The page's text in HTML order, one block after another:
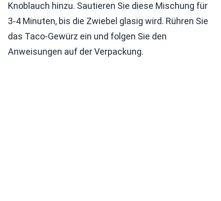
Knoblauch hinzu. Sautieren Sie diese Mischung für
3-4 Minuten, bis die Zwiebel glasig wird. Rühren Sie
das Taco-Gewürz ein und folgen Sie den
Anweisungen auf der Verpackung.